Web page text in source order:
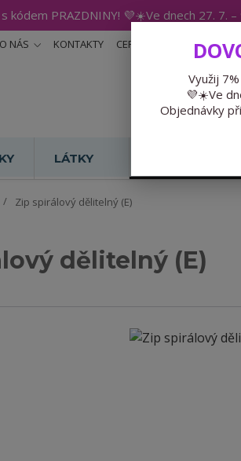
s kódem PRAZDNINY! 💜☀️Ve dnech 27.
O NÁS KONTAKTY CERTIFIKÁTY BLOG
LÁTKY
Zip spirálový dělitelný (E)
dělitelný (E)
Využij
💜☀️Ve
Objednávky